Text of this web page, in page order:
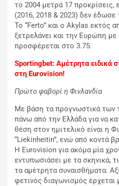
το 2004 μετρά 17 προκρίσεις,
(2016, 2018 & 2023) δεν έδωσε
Το “Ferto” και ο Akylas εκτός
ξετρελάνει και την Ευρώπη με
προσφέρεται στο 3.75.
Sportingbet: Αμέτρητα ειδικά
στη Eurovision!
Πρώτο φαβορί η Φινλανδία
Με βάση τα προγνωστικά των
πάνω από την Ελλάδα για να
θέση στον ημιτελικό είναι η
“Liekinheitin”, ενώ από κοντά
Η Eurovision για ακόμα μία
εντυπωσιάσει με τα σκηνικά,
τα αμέτρητα συναισθήματα.
φετινός διαγωνισμός